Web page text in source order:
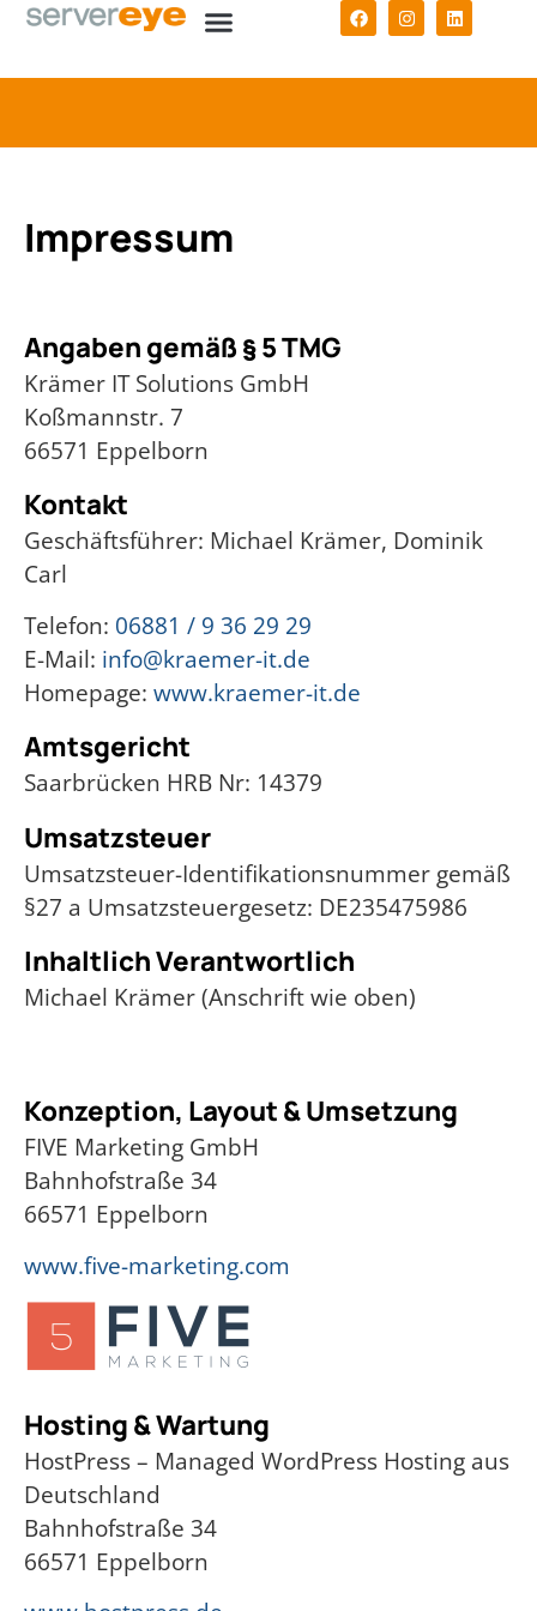
Impressum
Angaben gemäß § 5 TMG
Krämer IT Solutions GmbH
Koßmannstr. 7
66571 Eppelborn
Kontakt
Geschäftsführer: Michael Krämer, Dominik
Carl
Telefon: 06881 / 9 36 29 29
E-Mail: info@kraemer-it.de
Homepage: www.kraemer-it.de
Amtsgericht
Saarbrücken HRB Nr: 14379
Umsatzsteuer
Umsatzsteuer-Identifikationsnummer gemäß
§27 a Umsatzsteuergesetz: DE235475986
Inhaltlich Verantwortlich
Michael Krämer (Anschrift wie oben)
Konzeption, Layout & Umsetzung
FIVE Marketing GmbH
Bahnhofstraße 34
66571 Eppelborn
www.five-marketing.com
Hosting & Wartung
HostPress – Managed WordPress Hosting aus
Deutschland
Bahnhofstraße 34
66571 Eppelborn